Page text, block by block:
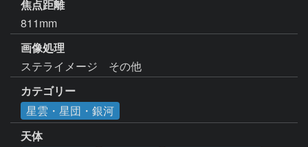
焦点距離
811mm
画像処理
ステライメージ　その他
カテゴリー
星雲・星団・銀河
天体